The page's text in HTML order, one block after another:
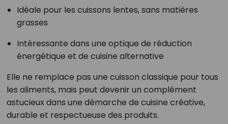
Idéale pour les cuissons lentes, sans matières
grasses
Intéressante dans une optique de réduction
énergétique et de cuisine alternative
Elle ne remplace pas une cuisson classique pour tous
les aliments, mais peut devenir un complément
astucieux dans une démarche de cuisine créative,
durable et respectueuse des produits.